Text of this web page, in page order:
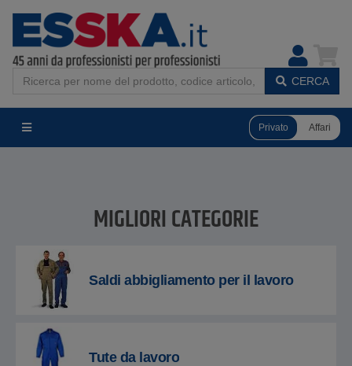
CERCA
Privato Affari
MIGLIORI CATEGORIE
Saldi abbigliamento per il lavoro
Tute da lavoro